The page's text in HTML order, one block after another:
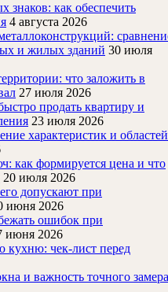
как обеспечить
4 августа 2026
и жилых зданий 30 июля
что заложить в
27 июля 2026
продать квартиру и
23 июля 2026
характеристик и областей
как формируется цена и что
20 июля 2026
допускают при
июня 2026
ошибок при
июня 2026
кухню: чек-лист перед
и важность точного замера